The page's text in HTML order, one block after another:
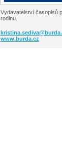
Vydavatelství časopisů
rodinu.
www.burda.cz